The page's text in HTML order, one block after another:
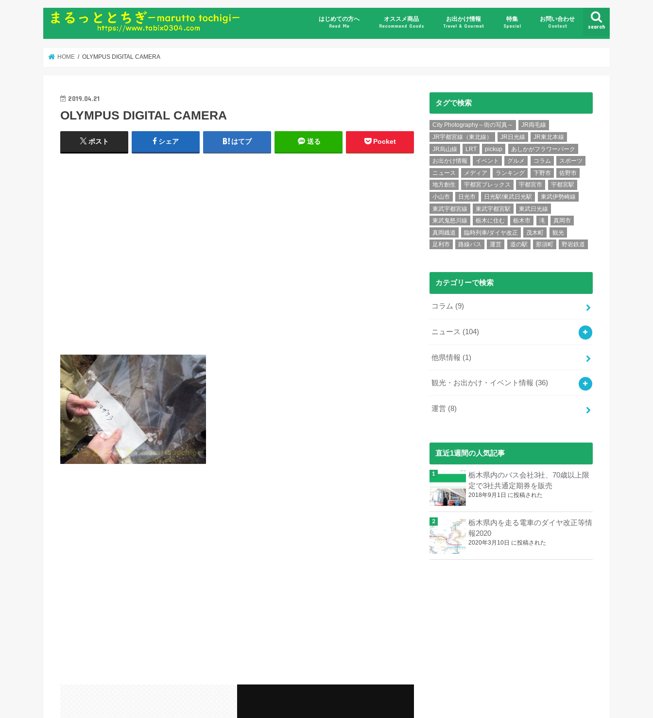
search
はじめての方へ
Read Me
オススメ商品
Recommend Goods
お出かけ情報
Travel & Gourmet
特集
Special
お問い合わせ
Contact
HOME OLYMPUS DIGITAL CAMERA
2019.04.21
OLYMPUS DIGITAL CAMERA
ポスト シェア はてブ 送る Pocket
タグで検索
City Photography～街の写真～
JR両毛線
JR宇都宮線（東北線）
JR日光線
JR東北本線
JR烏山線
LRT pickup
あしかがフラワーパーク
お出かけ情報
イベント グルメ コラム
スポーツ
ニュース
メディア ランキング 下野市
佐野市
地方創生
宇都宮ブレックス 宇都宮市
宇都宮駅
小山市
日光市 日光駅/東武日光駅
東武伊勢崎線
東武宇都宮線
東武宇都宮駅
東武日光線
東武鬼怒川線
栃木に住む 栃木市 滝
真岡市
真岡鐡道
臨時列車/ダイヤ改正 茂木町
観光
足利市
路線バス 運営 道の駅 那須町 野岩鉄道
カテゴリーで検索
コラム (9)
ニュース (104)
他県情報 (1)
観光・お出かけ・イベント情報 (36)
運営 (8)
直近1週間の人気記事
栃木県内のバス会社3社、70歳以上限
定で3社共通定期券を販売
2018年9月1日 に投稿された
栃木県内を走る電車のダイヤ改正等情
報2020
2020年3月10日 に投稿された